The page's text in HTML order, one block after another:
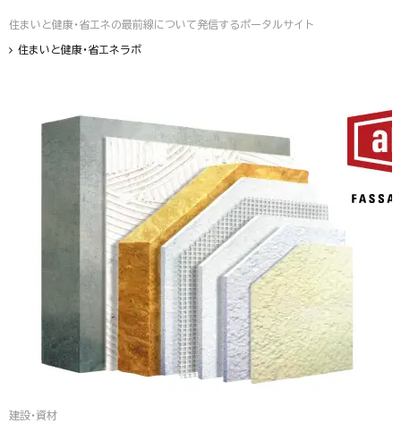
住まいと健康・省エネの最前線について発信するポータルサイト
住まいと健康・省エネラボ
建設・資材